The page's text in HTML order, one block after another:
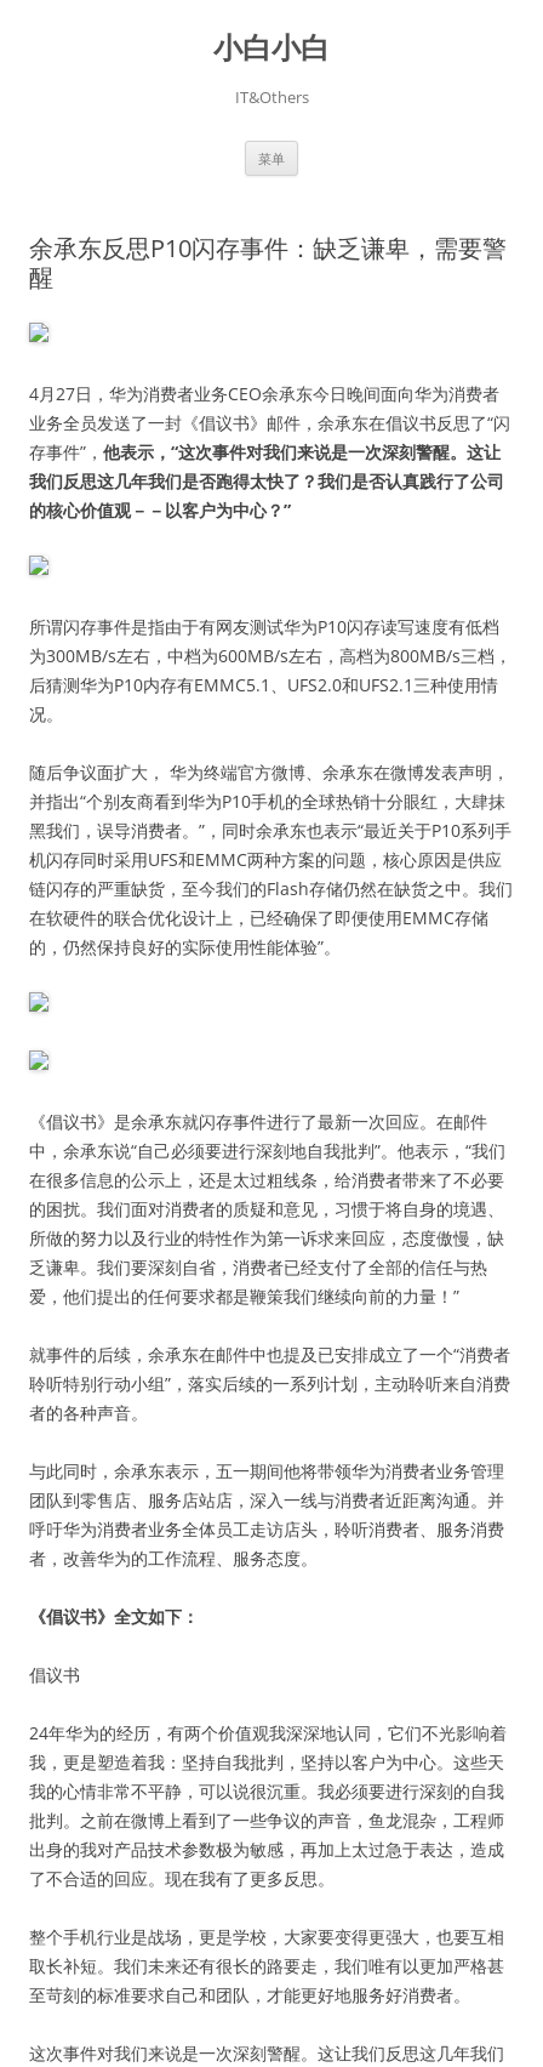
小白小白
IT&Others
菜单
余承东反思P10闪存事件：缺乏谦卑，需要警
醒
4月27日，华为消费者业务CEO余承东今日晚间面向华为消费者
业务全员发送了一封《倡议书》邮件，余承东在倡议书反思了“闪
存事件”， 他表示，“这次事件对我们来说是一次深刻警醒。这让
我们反思这几年我们是否跑得太快了？我们是否认真践行了公司
的核心价值观－－以客户为中心？”
所谓闪存事件是指由于有网友测试华为P10闪存读写速度有低档
为300MB/s左右，中档为600MB/s左右，高档为800MB/s三档，
后猜测华为P10内存有EMMC5.1、UFS2.0和UFS2.1三种使用情
况。
随后争议面扩大， 华为终端官方微博、余承东在微博发表声明，
并指出“个别友商看到华为P10手机的全球热销十分眼红，大肆抹
黑我们，误导消费者。”，同时余承东也表示“最近关于P10系列手
机闪存同时采用UFS和EMMC两种方案的问题，核心原因是供应
链闪存的严重缺货，至今我们的Flash存储仍然在缺货之中。我们
在软硬件的联合优化设计上，已经确保了即便使用EMMC存储
的，仍然保持良好的实际使用性能体验”。
《倡议书》是余承东就闪存事件进行了最新一次回应。在邮件
中，余承东说“自己必须要进行深刻地自我批判”。他表示，“我们
在很多信息的公示上，还是太过粗线条，给消费者带来了不必要
的困扰。我们面对消费者的质疑和意见，习惯于将自身的境遇、
所做的努力以及行业的特性作为第一诉求来回应，态度傲慢，缺
乏谦卑。我们要深刻自省，消费者已经支付了全部的信任与热
爱，他们提出的任何要求都是鞭策我们继续向前的力量！”
就事件的后续，余承东在邮件中也提及已安排成立了一个“消费者
聆听特别行动小组”，落实后续的一系列计划，主动聆听来自消费
者的各种声音。
与此同时，余承东表示，五一期间他将带领华为消费者业务管理
团队到零售店、服务店站店，深入一线与消费者近距离沟通。并
呼吁华为消费者业务全体员工走访店头，聆听消费者、服务消费
者，改善华为的工作流程、服务态度。
《倡议书》全文如下：
倡议书
24年华为的经历，有两个价值观我深深地认同，它们不光影响着
我，更是塑造着我：坚持自我批判，坚持以客户为中心。这些天
我的心情非常不平静，可以说很沉重。我必须要进行深刻的自我
批判。之前在微博上看到了一些争议的声音，鱼龙混杂，工程师
出身的我对产品技术参数极为敏感，再加上太过急于表达，造成
了不合适的回应。现在我有了更多反思。
整个手机行业是战场，更是学校，大家要变得更强大，也要互相
取长补短。我们未来还有很长的路要走，我们唯有以更加严格甚
至苛刻的标准要求自己和团队，才能更好地服务好消费者。
这次事件对我们来说是一次深刻警醒。这让我们反思这几年我们